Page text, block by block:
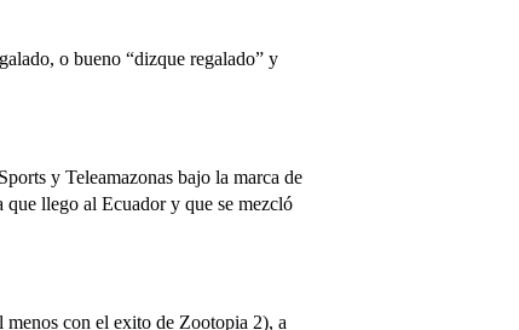
o bueno “dizque regalado” y
y Teleamazonas bajo la marca de
llego al Ecuador y que se mezcló
con el exito de Zootopia 2), a